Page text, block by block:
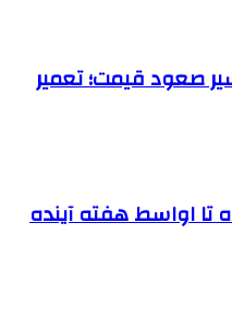
صعود قیمت؛ تعمیر
تا اواسط هفته آینده